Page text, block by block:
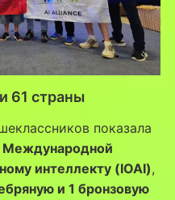
61 страны
показала
Международной
интеллекту (IOAI),
и 1 бронзовую